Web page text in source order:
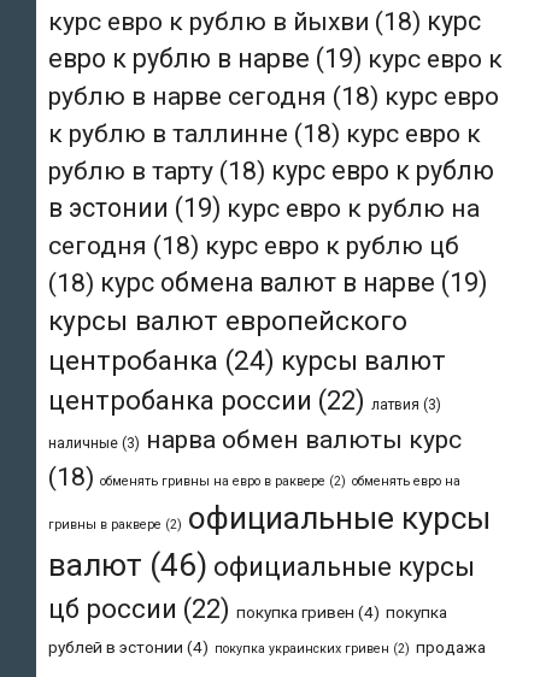
курс евро к рублю в йыхви (18) курс
евро к рублю в нарве (19) курс евро к
рублю в нарве сегодня (18) курс евро
к рублю в таллинне (18) курс евро к
рублю в тарту (18) курс евро к рублю
в эстонии (19) курс евро к рублю на
сегодня (18) курс евро к рублю цб
(18) курс обмена валют в нарве (19)
курсы валют европейского
центробанка (24) курсы валют
центробанка россии (22) латвия (3)
наличные (3) нарва обмен валюты курс
(18) обменять гривны на евро в раквере (2) обменять евро на
гривны в раквере (2) официальные курсы
валют (46) официальные курсы
цб россии (22) покупка гривен (4) покупка
рублей в эстонии (4) покупка украинских гривен (2) продажа